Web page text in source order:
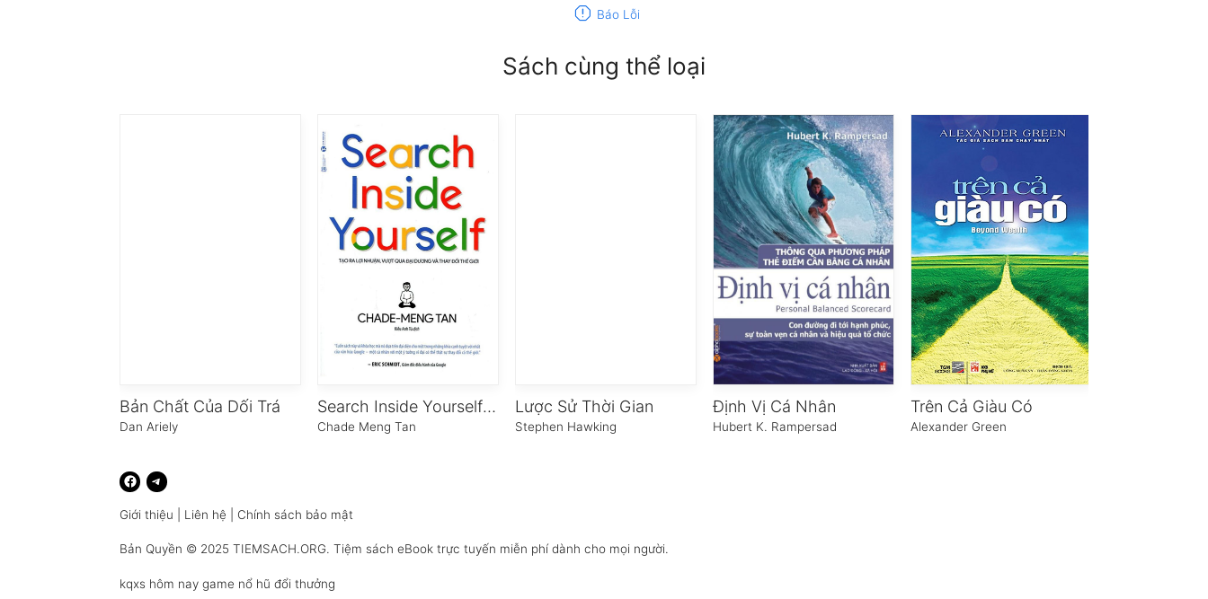
report Báo Lỗi
Sách cùng thể loại
Bản Chất Của Dối Trá
Dan Ariely
Search Inside Yourself – Tạo Ra Lợi Nhuận, Vượt Qua Đại Dương Và Thay Đổi Thế Giới
Chade Meng Tan
Lược Sử Thời Gian
Stephen Hawking
Định Vị Cá Nhân
Hubert K. Rampersad
Trên Cả Giàu Có
Alexander Green
Giới thiệu Liên hệ Chính sách bảo mật
Bản Quyền © 2025TIEMSACH.ORG. Tiệm sách eBook trực tuyến miễn phí dành cho mọi người.
kqxs hôm nay game nổ hũ đổi thưởng